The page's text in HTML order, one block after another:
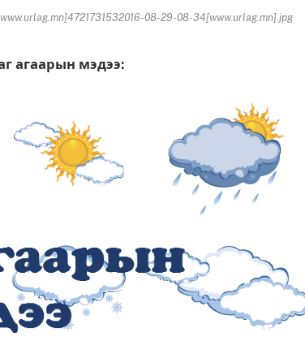
08-29-08-34[www.urlag.mn].jpg
агаарын мэдээ: